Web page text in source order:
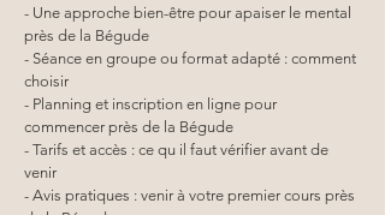
- Une approche bien-être pour apaiser le mental
près de la Bégude
- Séance en groupe ou format adapté : comment
choisir
- Planning et inscription en ligne pour
commencer près de la Bégude
- Tarifs et accès : ce qu il faut vérifier avant de
venir
- Avis pratiques : venir à votre premier cours près